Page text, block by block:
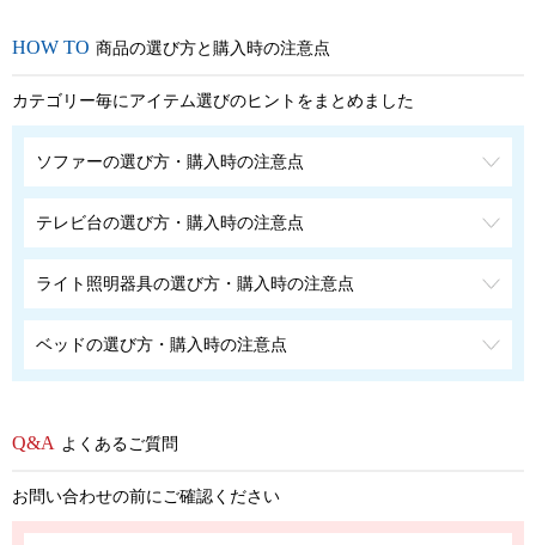
商品の選び方と購入時の注意点
カテゴリー毎にアイテム選びのヒントをまとめました
ソファーの選び方・購入時の注意点
テレビ台の選び方・購入時の注意点
ライト照明器具の選び方・購入時の注意点
ベッドの選び方・購入時の注意点
よくあるご質問
お問い合わせの前にご確認ください